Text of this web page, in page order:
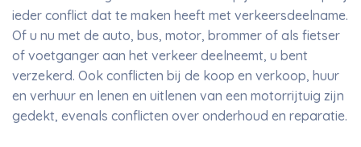
ieder conflict dat te maken heeft met verkeersdeelname.
Of u nu met de auto, bus, motor, brommer of als fietser
of voetganger aan het verkeer deelneemt, u bent
verzekerd. Ook conflicten bij de koop en verkoop, huur
en verhuur en lenen en uitlenen van een motorrijtuig zijn
gedekt, evenals conflicten over onderhoud en reparatie.